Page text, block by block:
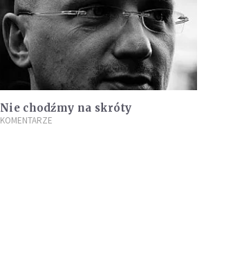
Nie chodźmy na skróty
KOMENTARZE